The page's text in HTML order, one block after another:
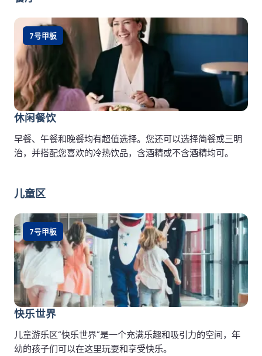
休闲餐饮
早餐、午餐和晚餐均有超值选择。您还可以选择简餐或三明
治，并搭配您喜欢的冷热饮品，含酒精或不含酒精均可。
7号甲板
儿童区
快乐世界
儿童游乐区“快乐世界”是一个充满乐趣和吸引力的空间，年
幼的孩子们可以在这里玩耍和享受快乐。
7号甲板